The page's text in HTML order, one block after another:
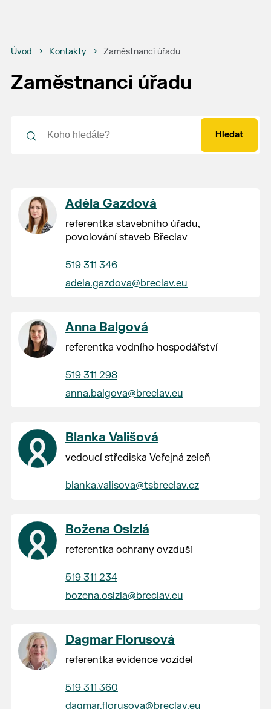
Úvod Kontakty Zaměstnanci úřadu
Zaměstnanci úřadu
Hledat
Adéla Gazdová
referentka stavebního úřadu,
povolování staveb Břeclav
519 311 346
adela.gazdova@breclav.eu
Anna Balgová
referentka vodního hospodářství
519 311 298
anna.balgova@breclav.eu
Blanka Vališová
vedoucí střediska Veřejná zeleň
blanka.valisova@tsbreclav.cz
Božena Oslzlá
referentka ochrany ovzduší
519 311 234
bozena.oslzla@breclav.eu
Dagmar Florusová
referentka evidence vozidel
519 311 360
dagmar.florusova@breclav.eu